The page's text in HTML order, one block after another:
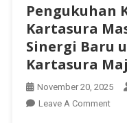
Pengukuhan
Kartasura
Sinergi Baru
Kartasura
November 20, 2025
Leave A Comment